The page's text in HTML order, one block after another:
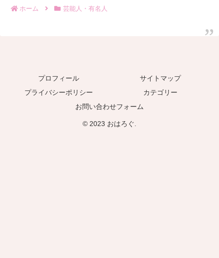
ホーム 芸能人・有名人
プロフィール
サイトマップ
プライバシーポリシー
カテゴリー
お問い合わせフォーム
© 2023 おはろぐ.